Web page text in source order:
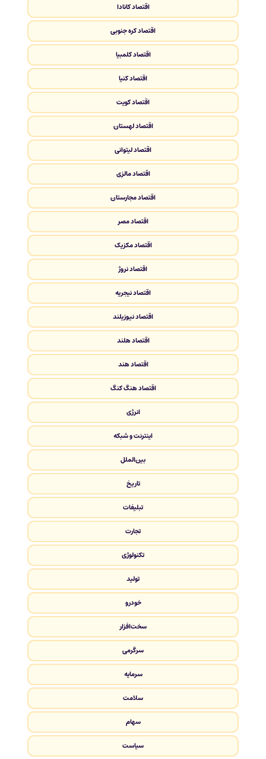
اقتصاد کانادا
اقتصاد کره جنوبی
اقتصاد کلمبیا
اقتصاد کنیا
اقتصاد کویت
اقتصاد لهستان
اقتصاد لیتوانی
اقتصاد مالزی
اقتصاد مجارستان
اقتصاد مصر
اقتصاد مکزیک
اقتصاد نروژ
اقتصاد نیجریه
اقتصاد نیوزیلند
اقتصاد هلند
اقتصاد هند
اقتصاد هنگ کنگ
انرژی
اینترنت و شبکه
بین‌الملل
تاریخ
تبلیغات
تجارت
تکنولوژی
تولید
خودرو
سخت‌افزار
سرگرمی
سرمایه
سلامت
سهام
سیاست